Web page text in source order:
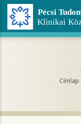
Ugrás
tartalomra
Címlap